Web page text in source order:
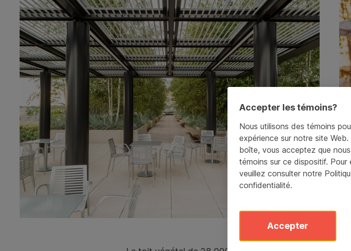
Accepter les témoins?
Nous utilisons des témoins
expérience sur notre site
boîte, vous acceptez que
témoins sur ce dispositif. Pour
veuillez consulter notre
confidentialité.
Accepter